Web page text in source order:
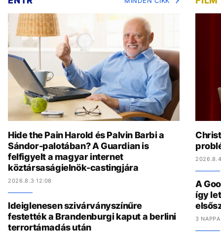
Hide the Pain Harold és Palvin Barbi a
Sándor-palotában? A Guardian is
felfigyelt a magyar internet
köztársaságielnök-castingjára
2026.8.3 12:08
Ideiglenesen szivárványszínűre
festették a Brandenburgi kaput a berlini
terrortámadás után
A
így
3